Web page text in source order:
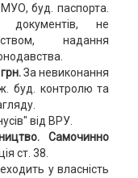
МУО, буд. паспорта.
не
надання
За невиконання
буд. контролю та
від ВРУ.
Самочинно
ст. 38.
у власність